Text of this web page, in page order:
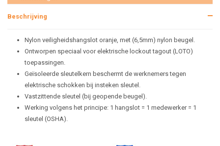
Beschrijving
Nylon veiligheidshangslot oranje, met (6,5mm) nylon beugel.
Ontworpen speciaal voor elektrische lockout tagout (LOTO)
toepassingen.
Geïsoleerde sleutelkern beschermt de werknemers tegen
elektrische schokken bij insteken sleutel.
Vastzittende sleutel (bij geopende beugel).
Werking volgens het principe: 1 hangslot = 1 medewerker = 1
sleutel (OSHA).